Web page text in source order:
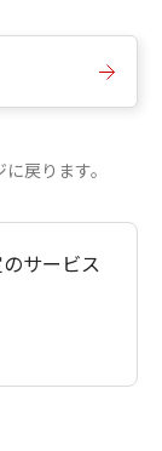
戻ります。
サービス